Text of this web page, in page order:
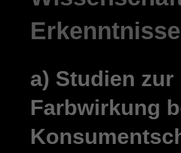
Erkenntnisse
a) Studien zur
Farbwirkung